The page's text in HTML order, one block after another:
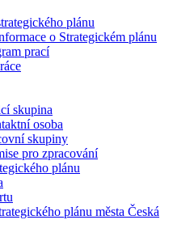
plánu
o Strategickém plánu
prací
skupina
osoba
skupiny
pro zpracování
plánu
plánu města Česká